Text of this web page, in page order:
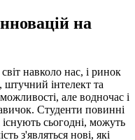
на
навколо нас, і ринок
штучний інтелект та
але водночас і
Студенти повинні
існують сьогодні, можуть
з'являться нові, які